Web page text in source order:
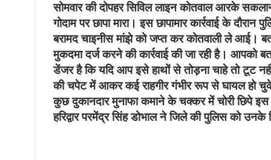
सोमवार की दोपहर सिविल लाइन कोतवाल आरके
गोदाम पर छापा मारा। इस छापामार कार्रवाई के
बरामद चाइनीस मांझे को जप्त कर कोतवाली ले आई।
मुकदमा दर्ज करने की कार्रवाई की जा रही है। आपको
डेंजर है कि यदि आप इसे हाथों से तोड़ना चाहे तो टूट
की चपेट में आकर कई राहगीर गंभीर रूप से घायल हो
कुछ दुकानदार मुनाफा कमाने के चक्कर में चोरी छिपे
हरिद्वार परमेंद्र सिंह डोभाल ने जिले की पुलिस को